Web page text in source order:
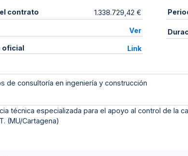
contrato 1.338.729,42 €
Ver
oficial Link
de consultoría en ingeniería y construcción
técnica especializada para el apoyo al control de la
(MU/Cartagena)